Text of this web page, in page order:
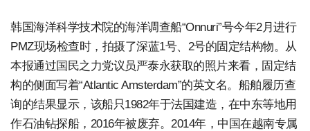
韩国海洋科学技术院的海洋调查船“Onnuri”号今年2月进行
PMZ现场检查时，拍摄了深蓝1号、2号的固定结构物。从
本报通过国民之力党议员严泰永获取的照片来看，固定结
构的侧面写着“Atlantic Amsterdam”的英文名。船舶履历查
询的结果显示，该船只1982年于法国建造，在中东等地用
作石油钻探船，2016年被废弃。2014年，中国在越南专属